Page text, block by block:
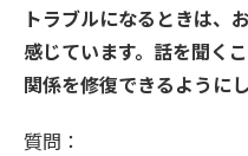
トラブルになるときは、
感じています。話を聞く
関係を修復できるようにし
質問：